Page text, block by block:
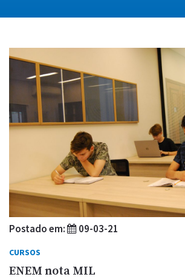
Postado em: 09-03-21
CURSOS
ENEM nota MIL